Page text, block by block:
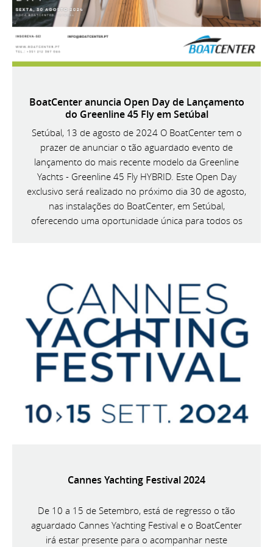
BoatCenter anuncia Open Day de Lançamento
do Greenline 45 Fly em Setúbal
Setúbal, 13 de agosto de 2024 O BoatCenter tem o
prazer de anunciar o tão aguardado evento de
lançamento do mais recente modelo da Greenline
Yachts - Greenline 45 Fly HYBRID. Este Open Day
exclusivo será realizado no próximo dia 30 de agosto,
nas instalações do BoatCenter, em Setúbal,
oferecendo uma oportunidade única para todos os
Cannes Yachting Festival 2024
De 10 a 15 de Setembro, está de regresso o tão
aguardado Cannes Yachting Festival e o BoatCenter
irá estar presente para o acompanhar neste